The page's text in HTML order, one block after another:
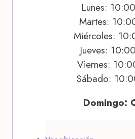
Lunes:
Martes:
Miércoles:
Jueves:
Viernes:
Sábado:
Domingo: